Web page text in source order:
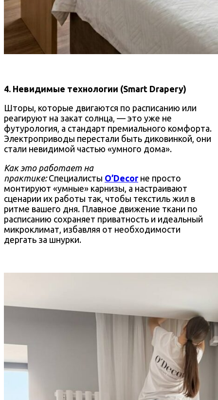
4. Невидимые технологии (Smart Drapery)
Шторы, которые двигаются по расписанию или
реагируют на закат солнца, — это уже не
футурология, а стандарт премиального комфорта.
Электроприводы перестали быть диковинкой, они
стали невидимой частью «умного дома».
Как это работает на
практике:Специалисты O’Decorне просто
монтируют «умные» карнизы, а настраивают
сценарии их работы так, чтобы текстиль жил в
ритме вашего дня. Плавное движение ткани по
расписанию сохраняет приватность и идеальный
микроклимат, избавляя от необходимости
дергать за шнурки.